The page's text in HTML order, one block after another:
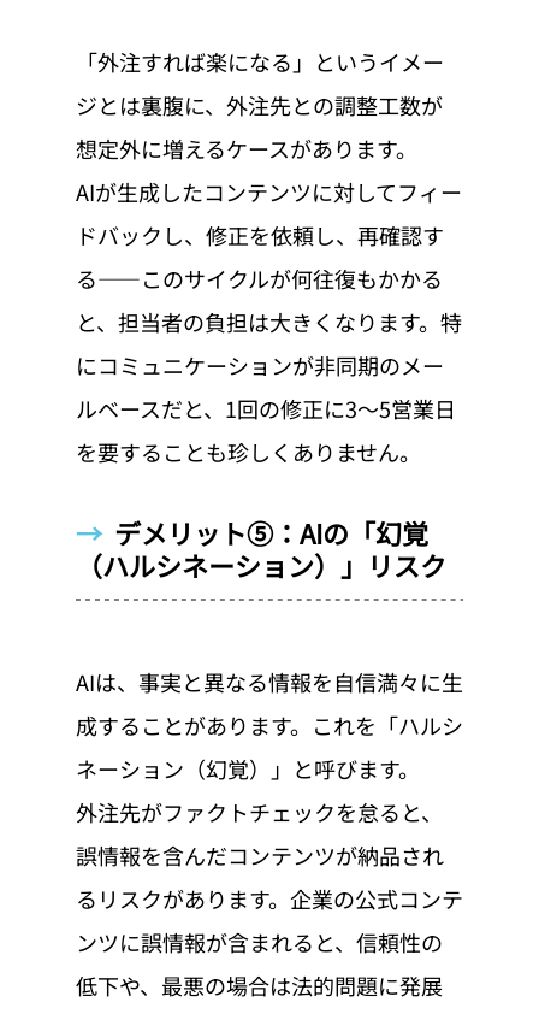
「外注すれば楽になる」というイメー
ジとは裏腹に、外注先との調整工数が
想定外に増えるケースがあります。
AIが生成したコンテンツに対してフィー
ドバックし、修正を依頼し、再確認す
る——このサイクルが何往復もかかる
と、担当者の負担は大きくなります。特
にコミュニケーションが非同期のメー
ルベースだと、1回の修正に3〜5営業日
を要することも珍しくありません。
→ デメリット⑤：AIの「幻覚
（ハルシネーション）」リスク
AIは、事実と異なる情報を自信満々に生
成することがあります。これを「ハルシ
ネーション（幻覚）」と呼びます。
外注先がファクトチェックを怠ると、
誤情報を含んだコンテンツが納品され
るリスクがあります。企業の公式コンテ
ンツに誤情報が含まれると、信頼性の
低下や、最悪の場合は法的問題に発展